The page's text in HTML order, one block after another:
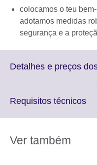
colocamos o teu
adotamos medidas
segurança e a
Detalhes e preços
Requisitos técnicos
Ver também